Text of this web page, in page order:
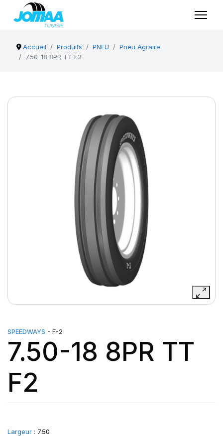
Accueil Produits PNEU
Pneu Agraire
7.50-18 8PR TT F2
SPEEDWAYS - F-2
7.50-18 8PR TT
F2
Largeur : 7.50